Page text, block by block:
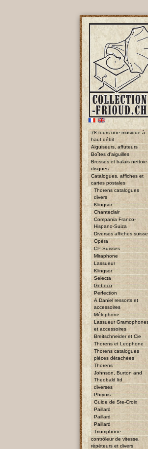
78 tours une musique à
haut débit
Aiguiseurs, affuteurs
Boîtes d'aiguilles
Brosses et balais nettoie-
disques
Catalogues, affiches et
cartes postales
Thorens catalogues
divers
Klingsor
Chanteclair
Compania Franco-
Hispano-Suiza
Diverses affiches
Opéra
CP Suisses
Miraphone
Lassueur
Klingsor
Selecta
Gebeco
Perfection
A.Daniel ressorts et
accessoires
Mélophone
Lassueur
et accessoires
Breitschneider et Cie
Thorens et Leophone
Thorens catalogues
pièces détachées
Thorens
Johnson, Burton and
Theobald ltd
diverses
Phrynis
Guide de Ste-Croix
Paillard
Paillard
Paillard
Triumphone
contrôleur de vitesse,
répéteurs et divers